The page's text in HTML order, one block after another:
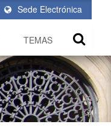
Sede Electrónica
TEMAS